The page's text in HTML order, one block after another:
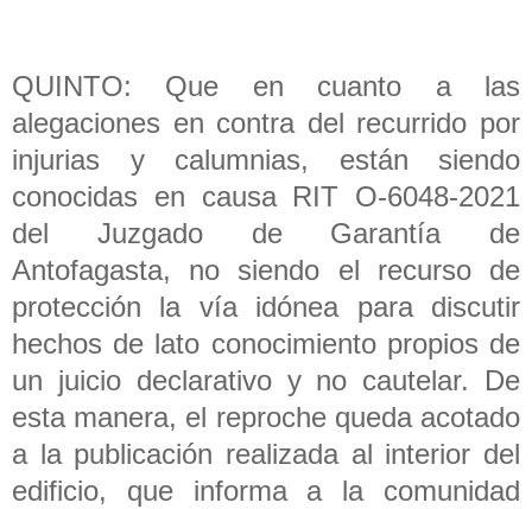
QUINTO: Que en cuanto a las
alegaciones en contra del recurrido por
injurias y calumnias, están siendo
conocidas en causa RIT O-6048-2021
del Juzgado de Garantía de
Antofagasta, no siendo el recurso de
protección la vía idónea para discutir
hechos de lato conocimiento propios de
un juicio declarativo y no cautelar. De
esta manera, el reproche queda acotado
a la publicación realizada al interior del
edificio, que informa a la comunidad